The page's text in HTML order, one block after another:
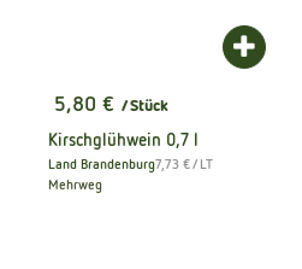
, Preis:
5,80 € / Stück
Kirschglühwein 0,7 l
, Herkunft:
Land Brandenburg, Referenzpreis:
7,73 €/ LT
Mehrweg